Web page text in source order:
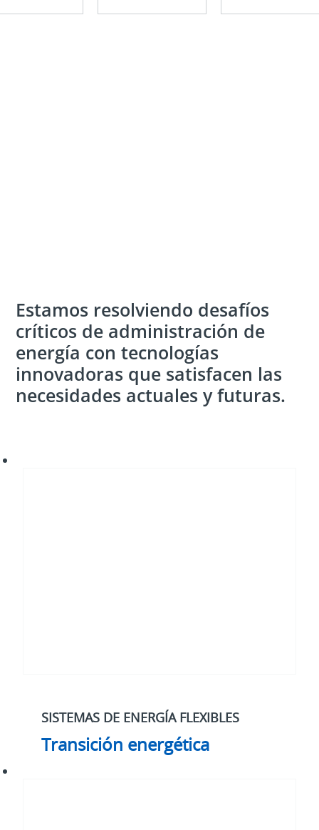
Estamos resolviendo desafíos
críticos de administración de
energía con tecnologías
innovadoras que satisfacen las
necesidades actuales y futuras.
SISTEMAS DE ENERGÍA FLEXIBLES
Transición energética